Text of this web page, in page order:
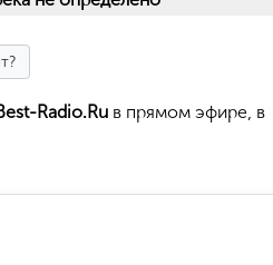
Radio.Ru в прямом эфире, в